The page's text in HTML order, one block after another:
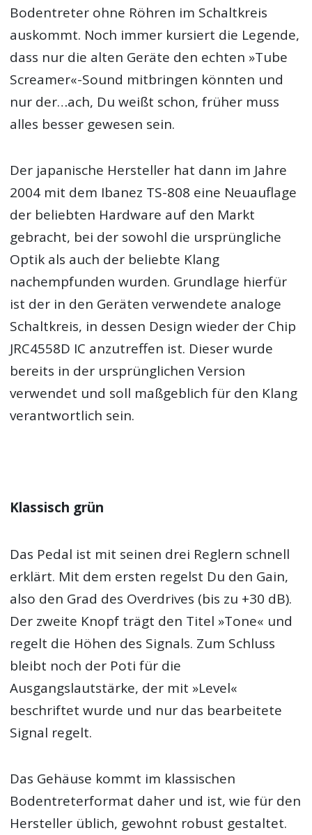
Bodentreter ohne Röhren im Schaltkreis
auskommt. Noch immer kursiert die Legende,
dass nur die alten Geräte den echten »Tube
Screamer«-Sound mitbringen könnten und
nur der…ach, Du weißt schon, früher muss
alles besser gewesen sein.
Der japanische Hersteller hat dann im Jahre
2004 mit dem Ibanez TS-808 eine Neuauflage
der beliebten Hardware auf den Markt
gebracht, bei der sowohl die ursprüngliche
Optik als auch der beliebte Klang
nachempfunden wurden. Grundlage hierfür
ist der in den Geräten verwendete analoge
Schaltkreis, in dessen Design wieder der Chip
JRC4558D IC anzutreffen ist. Dieser wurde
bereits in der ursprünglichen Version
verwendet und soll maßgeblich für den Klang
verantwortlich sein.
Klassisch grün
Das Pedal ist mit seinen drei Reglern schnell
erklärt. Mit dem ersten regelst Du den Gain,
also den Grad des Overdrives (bis zu +30 dB).
Der zweite Knopf trägt den Titel »Tone« und
regelt die Höhen des Signals. Zum Schluss
bleibt noch der Poti für die
Ausgangslautstärke, der mit »Level«
beschriftet wurde und nur das bearbeitete
Signal regelt.
Das Gehäuse kommt im klassischen
Bodentreterformat daher und ist, wie für den
Hersteller üblich, gewohnt robust gestaltet.